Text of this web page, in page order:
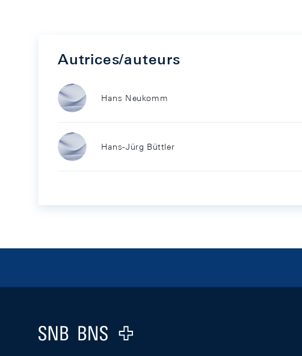
Autrices/auteurs
Hans Neukomm
Hans-Jürg Büttler
Logo